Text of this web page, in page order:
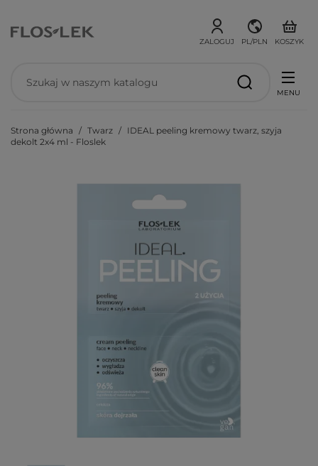
ZALOGUJ PL/PLN KOSZYK
MENU
Strona główna Twarz
IDEAL peeling kremowy twarz, szyja
dekolt 2x4 ml - Floslek